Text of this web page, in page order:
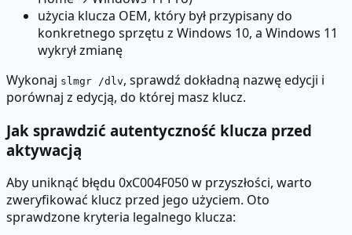
użycia klucza OEM, który był przypisany do
konkretnego sprzętu z Windows 10, a Windows 11
wykrył zmianę
Wykonaj slmgr /dlv, sprawdź dokładną nazwę edycji i
porównaj z edycją, do której masz klucz.
Jak sprawdzić autentyczność klucza przed
aktywacją
Aby uniknąć błędu 0xC004F050 w przyszłości, warto
zweryfikować klucz przed jego użyciem. Oto
sprawdzone kryteria legalnego klucza: